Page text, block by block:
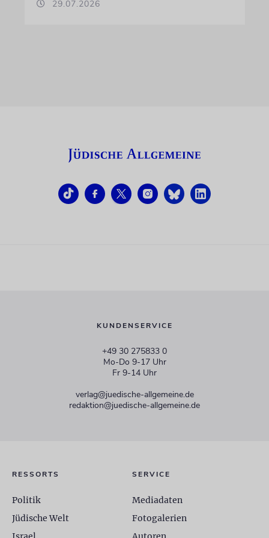
29.07.2026
KUNDENSERVICE
+49 30 275833 0
Mo-Do 9-17 Uhr
Fr 9-14 Uhr
verlag@juedische-allgemeine.de
redaktion@juedische-allgemeine.de
RESSORTS
Politik
Jüdische Welt
SERVICE
Mediadaten
Fotogalerien